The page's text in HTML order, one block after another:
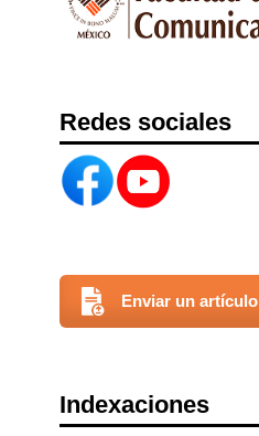
Redes sociales
Enviar un artículo
Indexaciones